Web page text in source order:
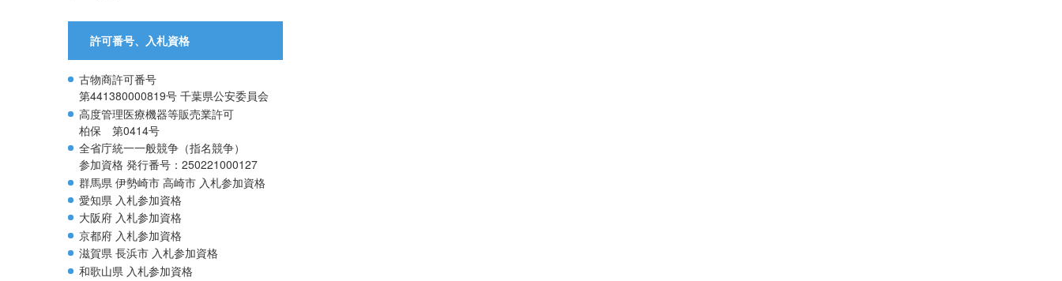
許可番号、入札資格
古物商許可番号
第441380000819号 千葉県公安委員会
高度管理医療機器等販売業許可
柏保 第0414号
全省庁統一一般競争（指名競争）
参加資格 発行番号：250221000127
群馬県 伊勢崎市 高崎市 入札参加資格
愛知県 入札参加資格
大阪府 入札参加資格
京都府 入札参加資格
滋賀県 長浜市 入札参加資格
和歌山県 入札参加資格